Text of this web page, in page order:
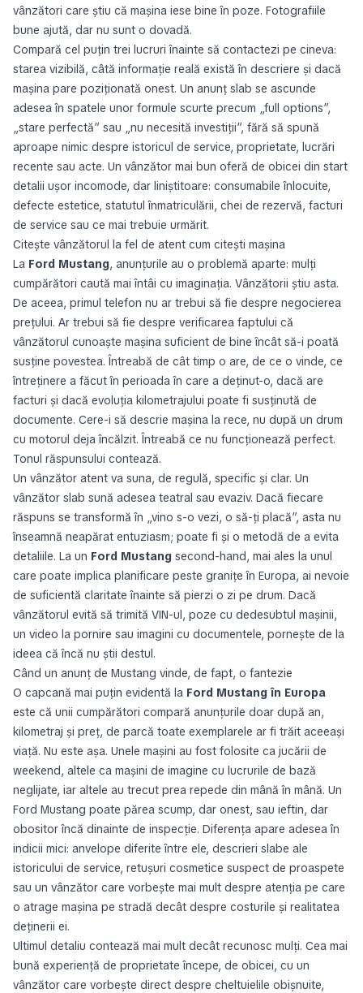
vânzători care știu că mașina iese bine în poze. Fotografiile
bune ajută, dar nu sunt o dovadă.
Compară cel puțin trei lucruri înainte să contactezi pe cineva:
starea vizibilă, câtă informație reală există în descriere și dacă
mașina pare poziționată onest. Un anunț slab se ascunde
adesea în spatele unor formule scurte precum „full options”,
„stare perfectă” sau „nu necesită investiții”, fără să spună
aproape nimic despre istoricul de service, proprietate, lucrări
recente sau acte. Un vânzător mai bun oferă de obicei din start
detalii ușor incomode, dar liniștitoare: consumabile înlocuite,
defecte estetice, statutul înmatriculării, chei de rezervă, facturi
de service sau ce mai trebuie urmărit.
Citește vânzătorul la fel de atent cum citești mașina
La Ford Mustang, anunțurile au o problemă aparte: mulți
cumpărători caută mai întâi cu imaginația. Vânzătorii știu asta.
De aceea, primul telefon nu ar trebui să fie despre negocierea
prețului. Ar trebui să fie despre verificarea faptului că
vânzătorul cunoaște mașina suficient de bine încât să-i poată
susține povestea. Întreabă de cât timp o are, de ce o vinde, ce
întreținere a făcut în perioada în care a deținut-o, dacă are
facturi și dacă evoluția kilometrajului poate fi susținută de
documente. Cere-i să descrie mașina la rece, nu după un drum
cu motorul deja încălzit. Întreabă ce nu funcționează perfect.
Tonul răspunsului contează.
Un vânzător atent va suna, de regulă, specific și clar. Un
vânzător slab sună adesea teatral sau evaziv. Dacă fiecare
răspuns se transformă în „vino s-o vezi, o să-ți placă”, asta nu
înseamnă neapărat entuziasm; poate fi și o metodă de a evita
detaliile. La un Ford Mustang second-hand, mai ales la unul
care poate implica planificare peste granițe în Europa, ai nevoie
de suficientă claritate înainte să pierzi o zi pe drum. Dacă
vânzătorul evită să trimită VIN-ul, poze cu dedesubtul mașinii,
un video la pornire sau imagini cu documentele, pornește de la
ideea că încă nu știi destul.
Când un anunț de Mustang vinde, de fapt, o fantezie
O capcană mai puțin evidentă la Ford Mustang în Europa
este că unii cumpărători compară anunțurile doar după an,
kilometraj și preț, de parcă toate exemplarele ar fi trăit aceeași
viață. Nu este așa. Unele mașini au fost folosite ca jucării de
weekend, altele ca mașini de imagine cu lucrurile de bază
neglijate, iar altele au trecut prea repede din mână în mână. Un
Ford Mustang poate părea scump, dar onest, sau ieftin, dar
obositor încă dinainte de inspecție. Diferența apare adesea în
indicii mici: anvelope diferite între ele, descrieri slabe ale
istoricului de service, retușuri cosmetice suspect de proaspete
sau un vânzător care vorbește mai mult despre atenția pe care
o atrage mașina pe stradă decât despre costurile și realitatea
deținerii ei.
Ultimul detaliu contează mai mult decât recunosc mulți. Cea mai
bună experiență de proprietate începe, de obicei, cu un
vânzător care vorbește direct despre cheltuielile obișnuite,